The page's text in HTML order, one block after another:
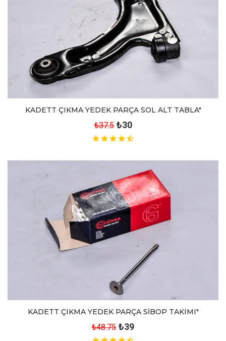
KADETT ÇIKMA YEDEK PARÇA SOL ALT TABLA"
₺37.5 ₺30
KADETT ÇIKMA YEDEK PARÇA SİBOP TAKIMI"
₺48.75 ₺39